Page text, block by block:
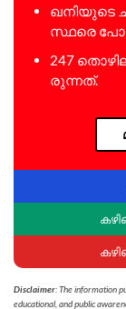
ഖ​നി​യു​ടെ
സ്ഥ​രെ
247
രു​ന്ന​ത്.
Disclaimer: The information
educational, and public